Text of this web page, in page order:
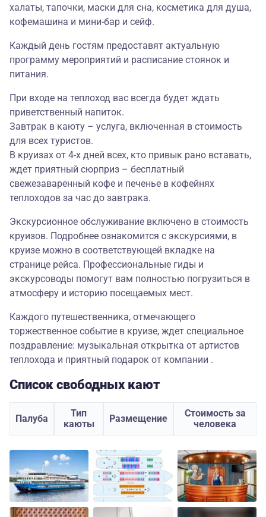
халаты, тапочки, маски для сна, косметика для душа,
кофемашина и мини-бар и сейф.
Каждый день гостям предоставят актуальную
программу мероприятий и расписание стоянок и
питания.
При входе на теплоход вас всегда будет ждать
приветственный напиток.
Завтрак в каюту – услуга, включенная в стоимость
для всех туристов.
В круизах от 4-х дней всех, кто привык рано вставать,
ждет приятный сюрприз – бесплатный
свежезаваренный кофе и печенье в кофейнях
теплоходов за час до завтрака.
Экскурсионное обслуживание включено в стоимость
круизов. Подробнее ознакомится с экскурсиями, в
круизе можно в соответствующей вкладке на
странице рейса. Профессиональные гиды и
экскурсоводы помогут вам полностью погрузиться в
атмосферу и историю посещаемых мест.
Каждого путешественника, отмечающего
торжественное событие в круизе, ждет специальное
поздравление: музыкальная открытка от артистов
теплохода и приятный подарок от компании .
Список свободных кают
Палуба
Тип
каюты
Размещение
Стоимость за
человека